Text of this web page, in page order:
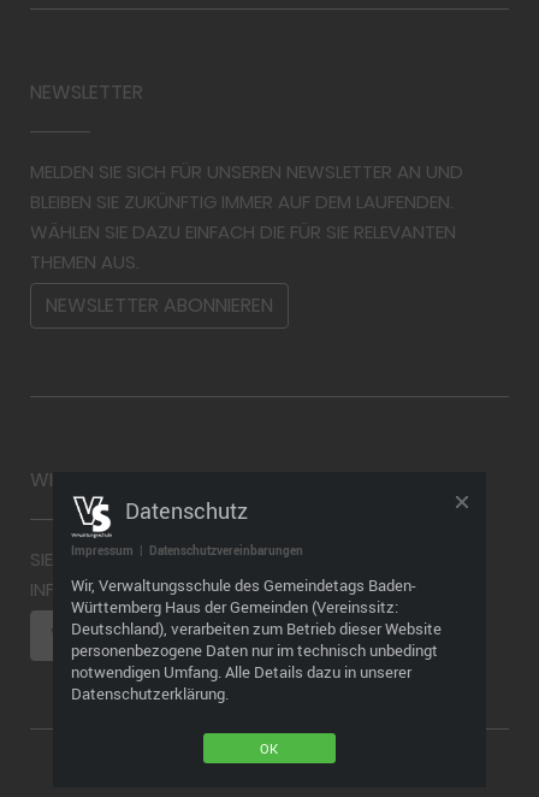
NEWSLETTER
MELDEN SIE SICH FÜR UNSEREN NEWSLETTER AN UND
BLEIBEN SIE ZUKÜNFTIG IMMER AUF DEM LAUFENDEN.
WÄHLEN SIE DAZU EINFACH DIE FÜR SIE RELEVANTEN
THEMEN AUS.
NEWSLETTER ABONNIEREN
WIDERRUF
SIE MÖCHTEN EINEN WIDERRUF ABGEBEN? WEITERE
INFORMATIONEN FINDEN SIE HIER
VERTRAG WIDERRUFEN
Datenschutz
Impressum | Datenschutzvereinbarungen
Wir, Verwaltungsschule des Gemeindetags Baden-
Württemberg Haus der Gemeinden (Vereinssitz:
Deutschland), verarbeiten zum Betrieb dieser Website
personenbezogene Daten nur im technisch unbedingt
notwendigen Umfang. Alle Details dazu in unserer
Datenschutzerklärung.
OK